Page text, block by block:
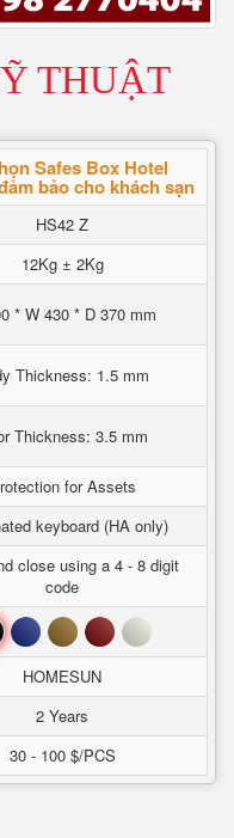
THUẬT
Safes Box Hotel
bảo cho khách sạn
HS42 Z
12Kg ± 2Kg
* W 430 * D 370 mm
Thickness: 1.5 mm
Thickness: 3.5 mm
for Assets
keyboard (HA only)
close using a 4 - 8 digit
code
Xanh Nâu Đỏ Trắng
HOMESUN
2 Years
30 - 100 $/PCS